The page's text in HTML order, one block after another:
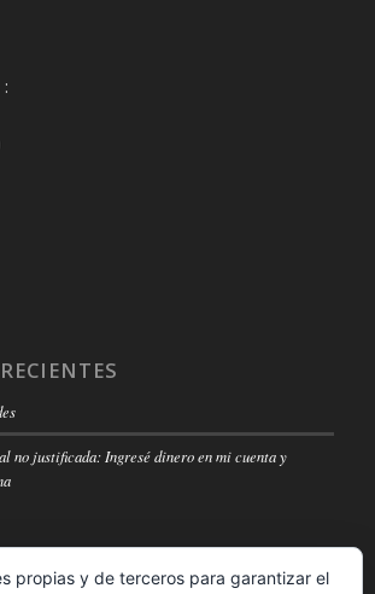
no justificada: Ingresé dinero en mi cuenta y
propias y de terceros para garantizar el